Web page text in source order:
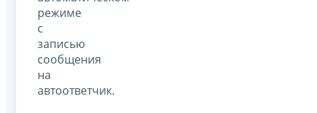
режиме
с
записью
сообщения
на
автоответчик.